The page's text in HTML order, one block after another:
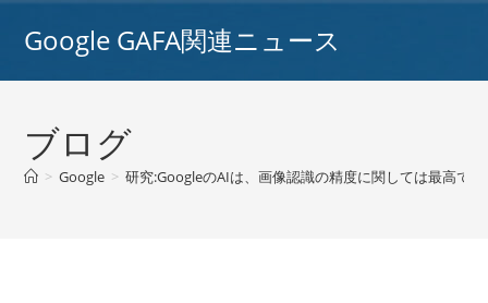
Google GAFA関連ニュース
ブログ
> Google > 研究:GoogleのAIは、画像認識の精度に関しては最高で